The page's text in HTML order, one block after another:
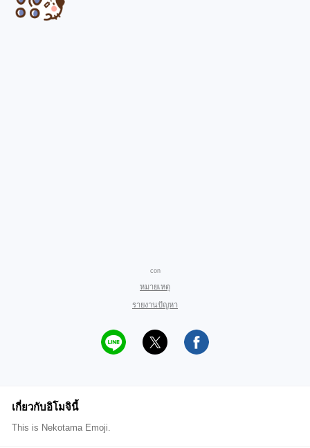
con
หมายเหตุ
รายงานปัญหา
เกี่ยวกับอิโมจินี้
This is Nekotama Emoji.